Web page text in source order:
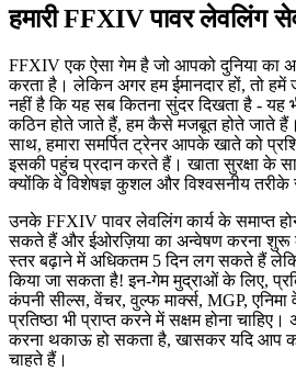
हमारी FFXIV पावर लेवलिंग
FFXIV एक ऐसा गेम है जो आपको दुनिया का
करता है। लेकिन अगर हम ईमानदार हों, तो हमें
नहीं है कि यह सब कितना सुंदर दिखता है -
कठिन होते जाते हैं, हम कैसे मजबूत होते जाते
साथ, हमारा समर्पित ट्रेनर आपके खाते को
इसकी पहुंच प्रदान करते हैं। खाता सुरक्षा के
क्योंकि वे विशेषज्ञ कुशल और विश्वसनीय
उनके FFXIV पावर लेवलिंग कार्य के समाप्त
सकते हैं और ईओरज़िया का अन्वेषण करना
स्तर बढ़ाने में अधिकतम 5 दिन लग सकते हैं
किया जा सकता है! इन-गेम मुद्राओं के लिए,
कंपनी सील्स, वेंचर, वुल्फ मार्क्स, MGP,
प्रतिष्ठा भी प्राप्त करने में सक्षम होना
करना थकाऊ हो सकता है, खासकर यदि आप कई
चाहते हैं।